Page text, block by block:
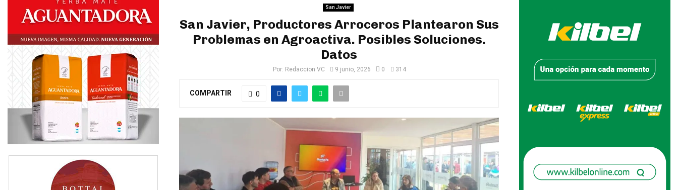
San Javier
San Javier, Productores Arroceros Plantearon Sus
Problemas en Agroactiva. Posibles Soluciones.
Datos
Por: Redaccion VC 9 junio, 2026 0 314
COMPARTIR 0